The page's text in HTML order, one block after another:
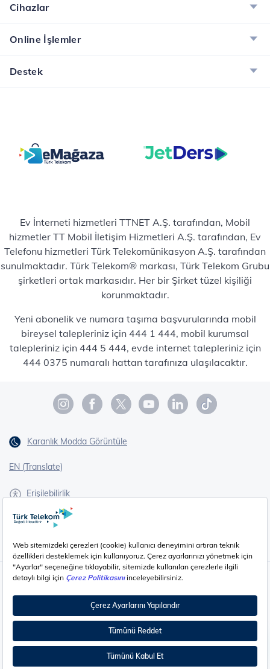
Cihazlar
Online İşlemler
Destek
Ev İnterneti hizmetleri TTNET A.Ş. tarafından, Mobil
hizmetler TT Mobil İletişim Hizmetleri A.Ş. tarafından, Ev
Telefonu hizmetleri Türk Telekomünikasyon A.Ş. tarafından
sunulmaktadır. Türk Telekom® markası, Türk Telekom Grubu
şirketleri ortak markasıdır. Her bir Şirket tüzel kişiliği
korunmaktadır.
Yeni abonelik ve numara taşıma başvurularında mobil
bireysel talepleriniz için 444 1 444, mobil kurumsal
talepleriniz için 444 5 444, evde internet talepleriniz için
444 0375 numaralı hattan tarafınıza ulaşılacaktır.
Karanlık Modda Görüntüle
EN (Translate)
Erişilebilirlik
İşaret Dili Çevirisi
Çerez Ayarları